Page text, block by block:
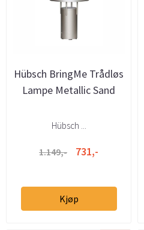
Hübsch BringMe Trådløs
Lampe Metallic Sand
Hübsch ...
1.149,- 731,-
Kjøp